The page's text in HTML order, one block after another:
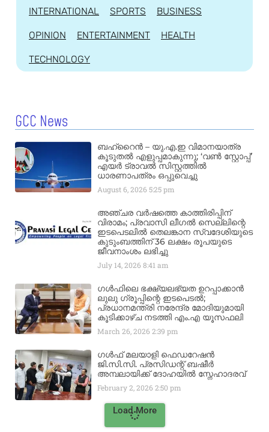
INTERNATIONAL SPORTS BUSINESS
OPINION ENTERTAINMENT HEALTH
TECHNOLOGY
GCC News
ബഹ്‌റൈൻ – യു.എ.ഇ വിമാനയാത്ര
കൂടുതൽ എളുപ്പമാകുന്നു; ‘വൺ സ്റ്റോപ്പ്’
എയർ ട്രാവൽ സിസ്റ്റത്തിൽ
ധാരണാപത്രം ഒപ്പുവെച്ചു
August 6, 20265:25 pm
അഞ്ചര വർഷത്തെ കാത്തിരിപ്പിന്
വിരാമം; പ്രവാസി ലീഗൽ സെല്ലിന്റെ
ഇടപെടലിൽ തെലങ്കാന സ്വദേശിയുടെ
കുടുംബത്തിന് 36 ലക്ഷം രൂപയുടെ
ജീവനാംശം ലഭിച്ചു
July 14, 20268:41 am
ഗൾഫിലെ ഭക്ഷ്യലഭ്യത ഉറപ്പാക്കാൻ
ലുലു ഗ്രൂപ്പിന്റെ ഇടപെടൽ;
പ്രധാനമന്ത്രി നരേന്ദ്ര മോദിയുമായി
കൂടിക്കാഴ്ച നടത്തി എം.എ യൂസഫലി
March 26, 20262:39 pm
ഗൾഫ് മലയാളി ഫെഡറേഷൻ
ജി.സി.സി. പ്രസിഡന്റ് ബഷീർ
അമ്പലായിക്ക് ദോഹയിൽ സ്നേഹാദരവ്
February 2, 20262:50 pm
Load More